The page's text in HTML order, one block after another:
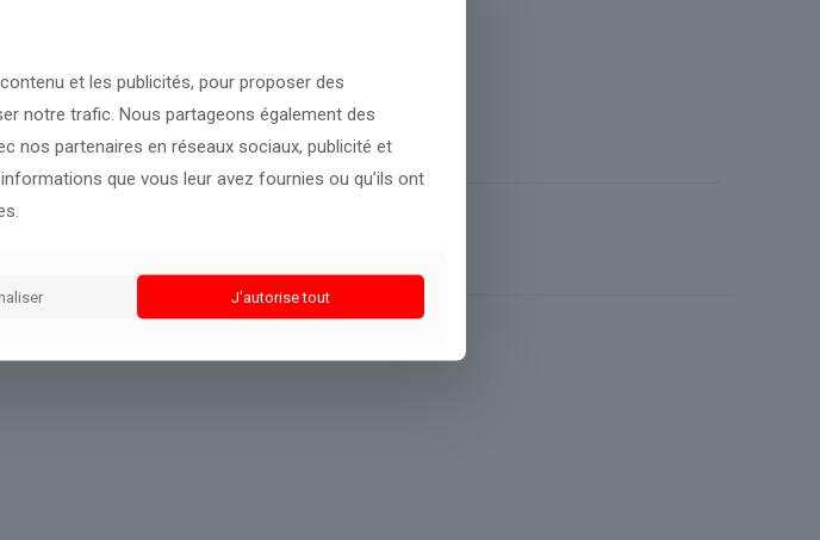
et les publicités, pour proposer des
notre trafic. Nous partageons également des
nos partenaires en réseaux sociaux, publicité et
que vous leur avez fournies ou qu’ils ont
J'autorise tout